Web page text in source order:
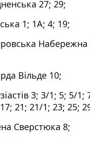
27; 29;
1; 1А; 4; 19;
Вільде 10;
3; 3/1; 5; 5/
21; 21/1; 23; 25;
Сверстюка 8;